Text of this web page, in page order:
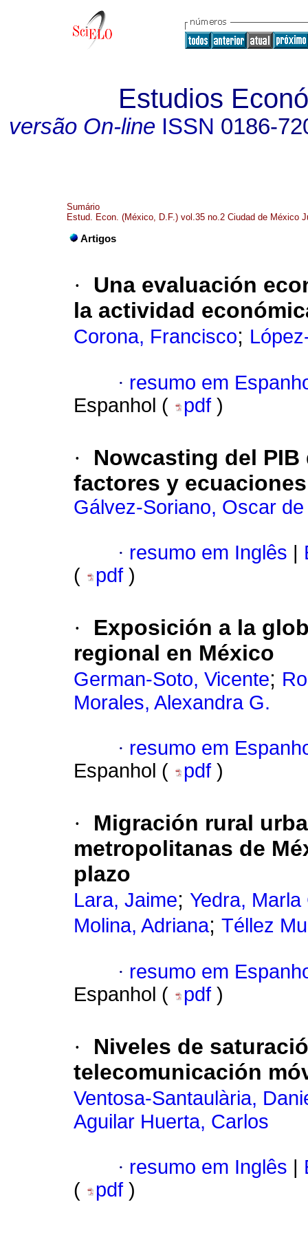
Estudios
versão On-line ISSN 0186-
Sumário
Estud. Econ. (México, D.F.) vol.35 no.2 Ciudad de México
Artigos
·
Una evaluación
la actividad
Corona, Francisco;
· resumo em
Espanhol (
pdf )
·
Nowcasting del
factores y
Gálvez-Soriano, Oscar
· resumo em Inglês
(
pdf )
·
Exposición a la
regional en México
German-Soto, Vicente;
Morales, Alexandra G.
· resumo em
Espanhol (
pdf )
·
Migración rural
metropolitanas de
plazo
Lara, Jaime; Yedra, Marla
Molina, Adriana; Téllez
· resumo em
Espanhol (
pdf )
·
Niveles de
telecomunicación
Ventosa-Santaulària,
Aguilar Huerta, Carlos
· resumo em Inglês
(
pdf )